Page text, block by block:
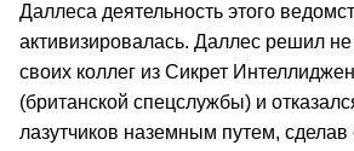
Даллеса деятельность этого
активизировалась. Даллес решил
своих коллег из Сикрет
(британской спецслужбы) и
лазутчиков наземным путем, сделав